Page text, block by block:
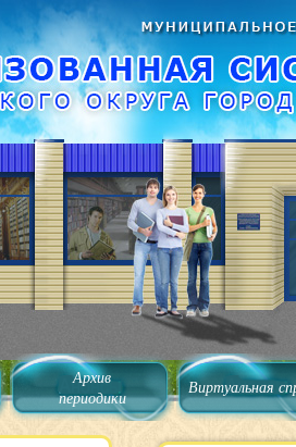
Архив
периодики
Виртуальная